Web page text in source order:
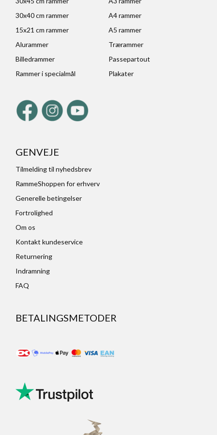
30x40 cm rammer
A4 rammer
15x21 cm rammer
A5 rammer
Alurammer
Trærammer
Billedrammer
Passepartout
Rammer i specialmål
Plakater
GENVEJE
Tilmelding til nyhedsbrev
RammeShoppen for erhverv
Generelle betingelser
Fortrolighed
Om os
Kontakt kundeservice
Returnering
Indramning
FAQ
BETALINGSMETODER